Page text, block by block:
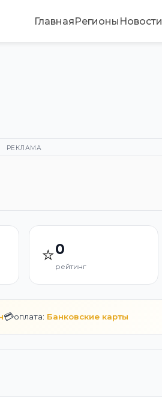
ГлавнаяРегионы Новости
РЕКЛАМА
⭐0
рейтинг
💳оплата: Банковские карты